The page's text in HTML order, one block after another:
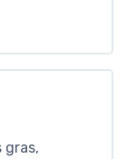
gras,